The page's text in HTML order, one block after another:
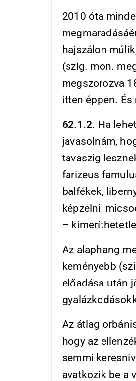
2010 óta
hajszálon
(szig. mon.
megszorozva
itten éppen. És
62.1.2. Ha
javasolnám,
tavaszig
farizeus
balfékek,
képzelni,
–
Az alaphang
keményebb
előadása után
Az átlag
hogy az
semmi
avatkozik be a